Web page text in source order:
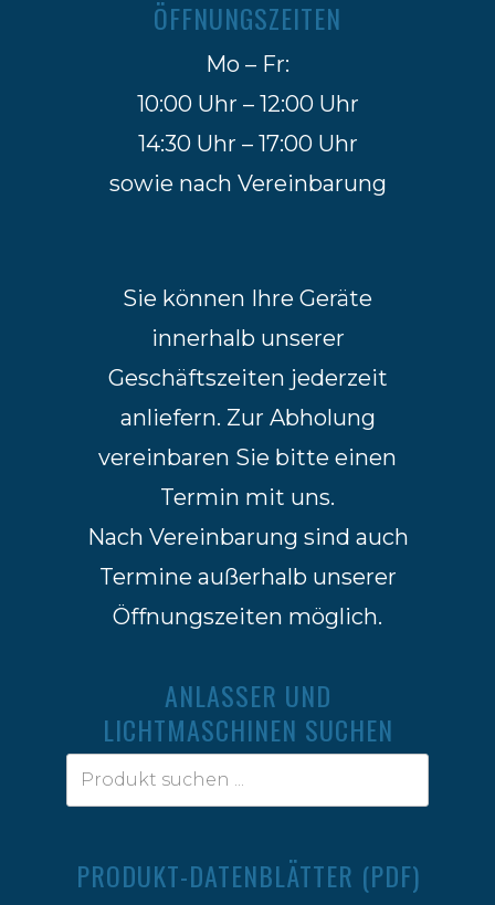
ÖFFNUNGSZEITEN
Mo – Fr:
10:00 Uhr – 12:00 Uhr
14:30 Uhr – 17:00 Uhr
sowie nach Vereinbarung
Sie können Ihre Geräte
innerhalb unserer
Geschäftszeiten jederzeit
anliefern. Zur Abholung
vereinbaren Sie bitte einen
Termin mit uns.
Nach Vereinbarung sind auch
Termine außerhalb unserer
Öffnungszeiten möglich.
ANLASSER UND
LICHTMASCHINEN SUCHEN
PRODUKT-DATENBLÄTTER (PDF)